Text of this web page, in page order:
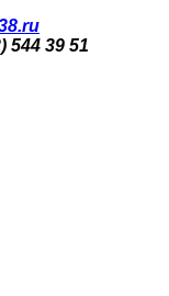
544 39 51